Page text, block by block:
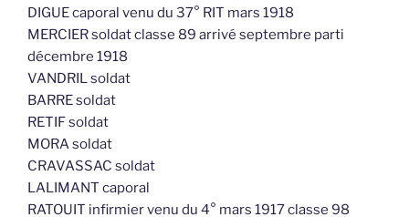
DIGUE caporal venu du 37° RIT mars 1918
MERCIER soldat classe 89 arrivé septembre parti
décembre 1918
VANDRIL soldat
BARRE soldat
RETIF soldat
MORA soldat
CRAVASSAC soldat
LALIMANT caporal
RATOUIT infirmier venu du 4° mars 1917 classe 98